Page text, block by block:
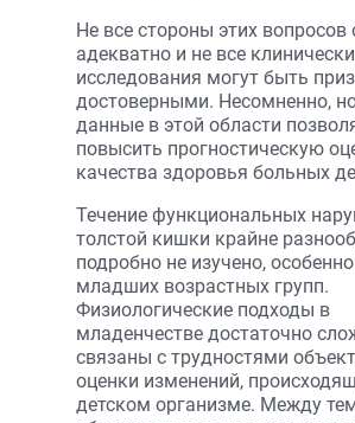
Не все стороны этих
адекватно и не все
исследования могут быть
достоверными. Несомненно,
данные в этой области
повысить прогностическую
качества здоровья больных
Течение функциональных
толстой кишки крайне
подробно не изучено,
младших возрастных групп.
Физиологические подходы в
младенчестве достаточно
связаны с трудностями
оценки изменений,
детском организме. Между